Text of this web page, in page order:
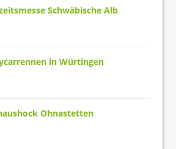
Schwäbische Alb
in Würtingen
Ohnastetten